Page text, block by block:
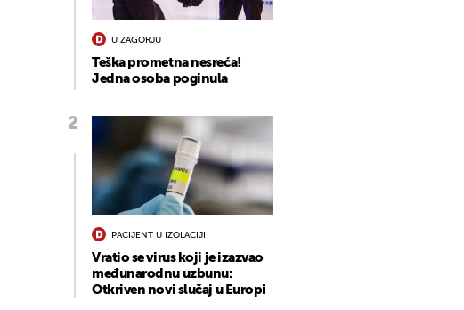
U ZAGORJU
Teška prometna nesreća!
Jedna osoba poginula
PACIJENT U IZOLACIJI
Vratio se virus koji je izazvao
međunarodnu uzbunu:
Otkriven novi slučaj u Europi